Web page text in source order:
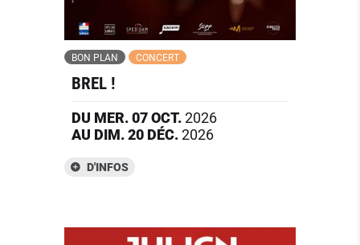
BON PLAN CONCERT
BREL !
DU MER.07OCT.2026
AU DIM.20 DÉC.2026
D'INFOS